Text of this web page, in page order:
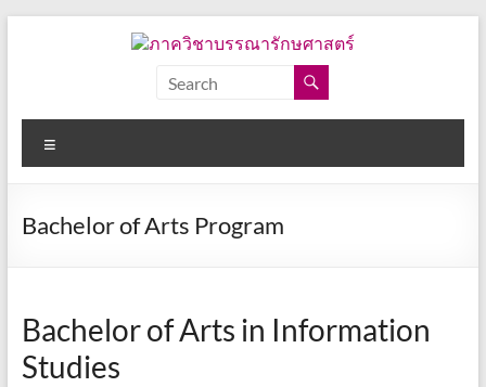
วิชา
บรรณารักษศาสตร์
อักษร
Bachelor of Arts Program
Bachelor of Arts in Information
Studies